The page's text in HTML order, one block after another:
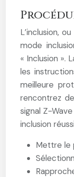
L’inclusion,
mode
« Inclusion ».
les
meilleure
rencontrez
signal Z-
inclusion
Mettre le